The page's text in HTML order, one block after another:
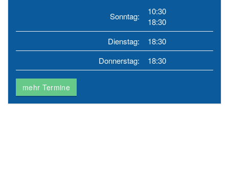
Sonntag:
10:30
18:30
Dienstag:
18:30
Donnerstag:
18:30
mehr Termine